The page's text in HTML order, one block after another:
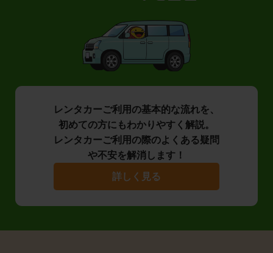
レンタカーご利用の基本的な流れを、
初めての方にもわかりやすく解説。
レンタカーご利用の際のよくある疑問
や不安を解消します！
詳しく見る